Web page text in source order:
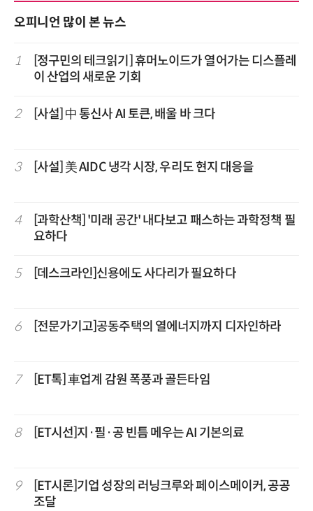
오피니언 많이 본 뉴스
1
[정구민의 테크읽기] 휴머노이드가 열어가는 디스플레
이 산업의 새로운 기회
2 [사설] 中 통신사 AI 토큰, 배울 바 크다
3 [사설] 美 AIDC 냉각 시장, 우리도 현지 대응을
4
[과학산책] '미래 공간' 내다보고 패스하는 과학정책 필
요하다
5 [데스크라인]신용에도 사다리가 필요하다
6 [전문가기고]공동주택의 열에너지까지 디자인하라
7 [ET톡] 車업계 감원 폭풍과 골든타임
8 [ET시선]지·필·공 빈틈 메우는 AI 기본의료
9
[ET시론]기업 성장의 러닝크루와 페이스메이커, 공공
조달